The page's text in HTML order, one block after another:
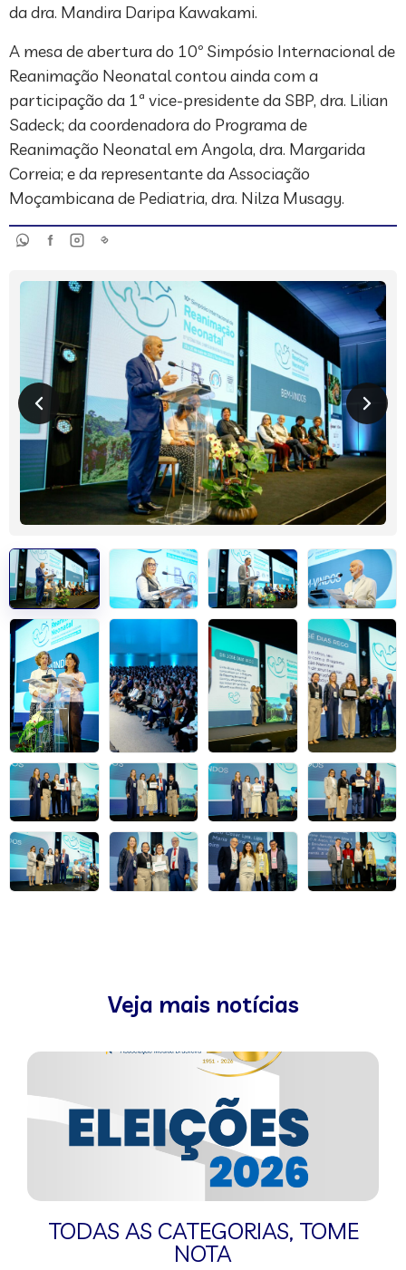
da dra. Mandira Daripa Kawakami.
A mesa de abertura do 10º Simpósio Internacional de
Reanimação Neonatal contou ainda com a
participação da 1ª vice-presidente da SBP, dra. Lilian
Sadeck; da coordenadora do Programa de
Reanimação Neonatal em Angola, dra. Margarida
Correia; e da representante da Associação
Moçambicana de Pediatria, dra. Nilza Musagy.
Veja mais notícias
TODAS AS CATEGORIAS, TOME
NOTA